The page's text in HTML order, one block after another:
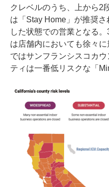
クレベルのうち、上から2
は「Stay Home」が推奨
した状態での営業となる
は店舗内においても徐々
ではサンフランシスコカ
ティは一番低リスクな「